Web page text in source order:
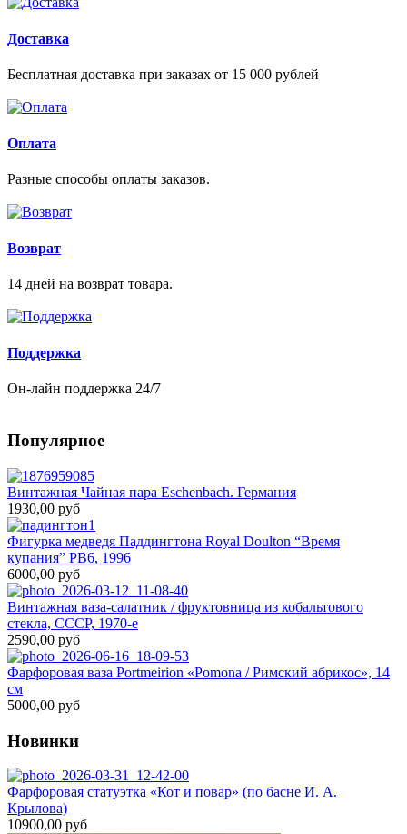
Доставка
Бесплатная доставка при заказах от 15 000 рублей
Оплата
Разные способы оплаты заказов.
Возврат
14 дней на возврат товара.
Поддержка
Он-лайн поддержка 24/7
Популярное
Винтажная Чайная пара Eschenbach. Германия
1930,00 руб
Фигурка медведя Паддингтона Royal Doulton “Время
купания” PB6, 1996
6000,00 руб
Винтажная ваза-салатник / фруктовница из кобальтового
стекла, СССР, 1970-е
2590,00 руб
Фарфоровая ваза Portmeirion «Pomona / Римский абрикос», 14
см
5000,00 руб
Новинки
Фарфоровая статуэтка «Кот и повар» (по басне И. А.
Крылова)
10900,00 руб